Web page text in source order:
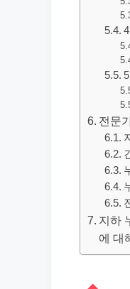
전문
지하
에 대